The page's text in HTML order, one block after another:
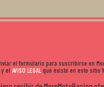
el formulario para suscribirse en
y el AVISO LEGALque existe en este sitio